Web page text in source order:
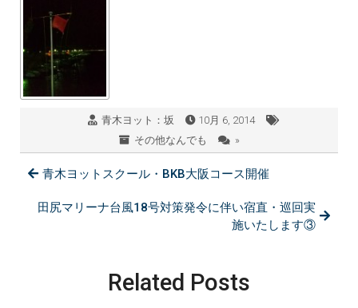
青木ヨット：坂
10月 6, 2014
その他なんでも
»
青木ヨットスクール・BKB大阪コース開催
田尻マリーナ台風18号対策発令に伴い宿直・巡回実
施いたします③
Related Posts